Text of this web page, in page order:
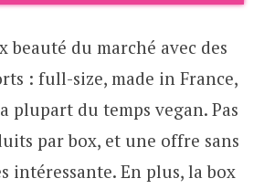
beauté du marché avec des
: full-size, made in France,
plupart du temps vegan. Pas
par box, et une offre sans
intéressante. En plus, la box